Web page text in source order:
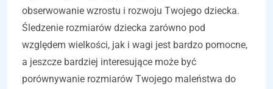
obserwowanie wzrostu i rozwoju Twojego dziecka.
Śledzenie rozmiarów dziecka zarówno pod
względem wielkości, jak i wagi jest bardzo pomocne,
a jeszcze bardziej interesujące może być
porównywanie rozmiarów Twojego maleństwa do